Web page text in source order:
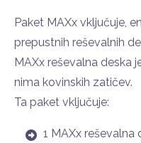
Paket MAXx vključuje,
prepustnih reševalnih
MAXx reševalna deska
nima kovinskih zatičev.
Ta paket vključuje:
1 MAXx reševalna